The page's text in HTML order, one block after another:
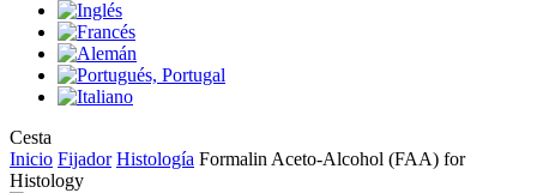
Cesta
Cart
Inicio Fijador Histología Formalin Aceto-Alcohol (FAA) for
Histology